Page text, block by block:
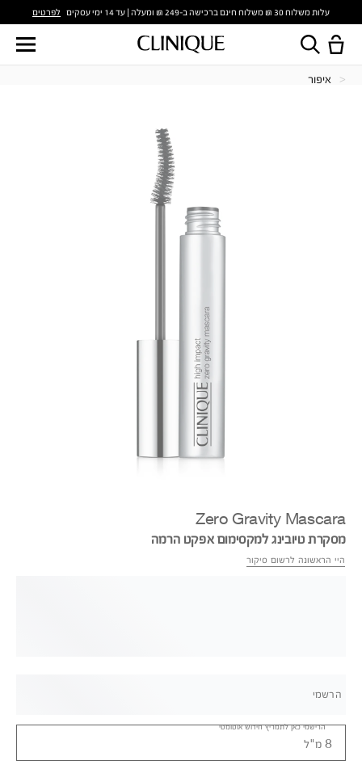
עלות משלוח 30 ₪ משלוח חינם ברכישה ב-249 ₪ ומעלה | עד 14 ימי עסקים לפרטים
איפור
Zero Gravity Mascara
מסקרת טיובינג למקסימום אפקט הרמה
היי הראשונה לרשום סיקור
8 מ"ל
הרשמי
הרישמי כאן לתמריץ חידוש אוטומטי